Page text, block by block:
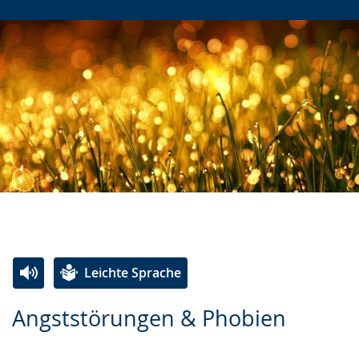
Angststörungen & Phobien
Leichte Sprache
Leichten
Audio-
Video